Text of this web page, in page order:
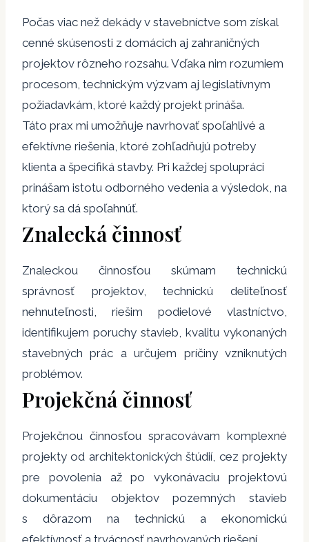
Počas viac než dekády v stavebníctve som získal
cenné skúsenosti z domácich aj zahraničných
projektov rôzneho rozsahu. Vďaka nim rozumiem
procesom, technickým výzvam aj legislatívnym
požiadavkám, ktoré každý projekt prináša.
Táto prax mi umožňuje navrhovať spoľahlivé a
efektívne riešenia, ktoré zohľadňujú potreby
klienta a špecifiká stavby. Pri každej spolupráci
prinášam istotu odborného vedenia a výsledok, na
ktorý sa dá spoľahnúť.
Znalecká činnosť
Znaleckou činnosťou skúmam technickú
správnosť projektov, technickú deliteľnosť
nehnuteľnosti, riešim podielové vlastníctvo,
identifikujem poruchy stavieb, kvalitu vykonaných
stavebných prác a určujem príčiny vzniknutých
problémov.
Projekčná činnosť
Projekčnou činnosťou spracovávam komplexné
projekty od architektonických štúdií, cez projekty
pre povolenia až po vykonávaciu projektovú
dokumentáciu objektov pozemných stavieb
s dôrazom na technickú a ekonomickú
efektívnosť a trvácnosť navrhovaných riešení.